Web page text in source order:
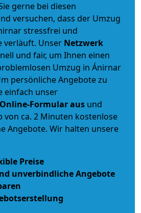
gerne bei diesen
versuchen, dass der Umzug
stressfrei und
verläuft. Unser Netzwerk
und fair, um Ihnen einen
Umzug in Ánirnar
persönliche Angebote zu
einfach unser
Formular aus und
von ca. 2 Minuten kostenlose
Angebote. Wir halten unsere
Preise
unverbindliche Angebote